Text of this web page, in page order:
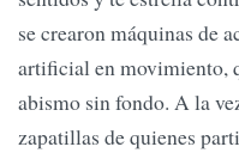
se crearon máquinas de
artificial en movimiento,
abismo sin fondo. A la
zapatillas de quienes